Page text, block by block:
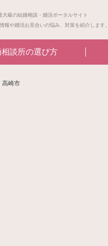
級の結婚相談・婚活ポータルサイト
報や婚活お見合いの悩み、対策を紹介します。
談所の選び方
高崎市